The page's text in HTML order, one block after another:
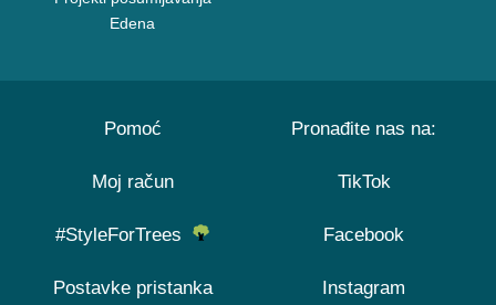
Edena
Pomoć
Moj račun
#StyleForTrees
Postavke pristanka
Pronađite nas na:
TikTok
Facebook
Instagram